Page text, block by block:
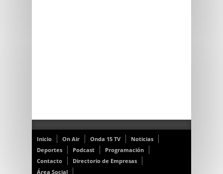
Inicio On Air Onda 15 TV
Noticias
Deportes
Podcast
Programación
Contacto
Directorio de Empresas
Área Social